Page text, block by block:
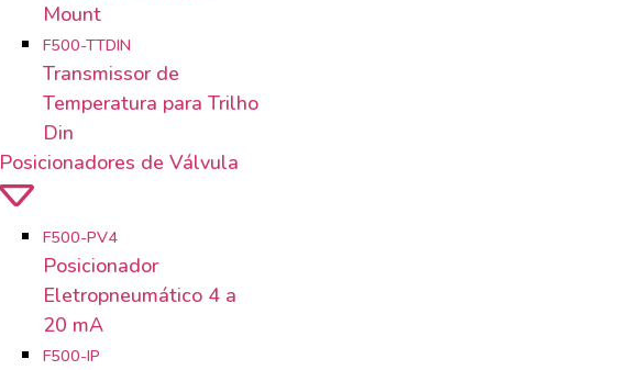
Mount
F500-TTDIN
Transmissor de
Temperatura para Trilho
Din
Posicionadores de Válvula
F500-PV4
Posicionador
Eletropneumático 4 a
20 mA
F500-IP